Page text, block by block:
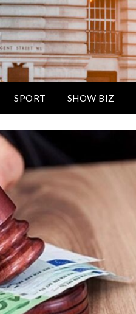
SPORT SHOW BIZ